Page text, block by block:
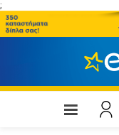
;